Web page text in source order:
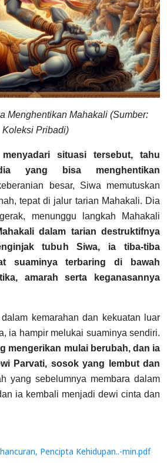
Menghentikan Mahakali (Sumber:
Koleksi Pribadi)
situasi tersebut, tahu
yang bisa menghentikan
besar, Siwa memutuskan
tepat di jalur tarian Mahakali. Dia
menunggu langkah Mahakali
dalam tarian destruktifnya
tubuh Siwa, ia tiba-tiba
suaminya terbaring di bawah
amarah serta keganasannya
kemarahan dan kekuatan luar
ia hampir melukai suaminya sendiri.
mengerikan mulai berubah, dan ia
Parvati, sosok yang lembut dan
yang sebelumnya membara dalam
ia kembali menjadi dewi cinta dan
Pencipta Kehidupan..-min.pdf